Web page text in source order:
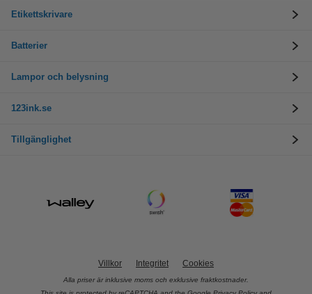
Etikettskrivare
Batterier
Lampor och belysning
123ink.se
Tillgänglighet
Villkor Integritet Cookies
Alla priser är inklusive moms och exklusive fraktkostnader.